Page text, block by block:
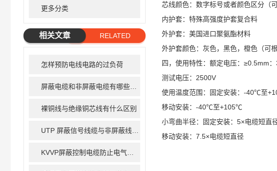
更多分类
相关文章
RELATED
怎样预防电线电路的过负荷
裸铜线与绝缘铜芯线有什么区别
芯线颜色：数字标号或者颜色区分（
内护套：特殊高强度护套复合料
外护套：美国进口聚氨酯材料
外护套颜色：灰色，黑色，橙色（可
四，使用特性：额定电压：≥0.5mm
测试电压：2500V
使用温度范围：固定安装：-40℃至
移动安装：-40℃至+105℃
小弯曲半径：固定安装：5×电缆短直
移动安装：7.5×电缆短直径